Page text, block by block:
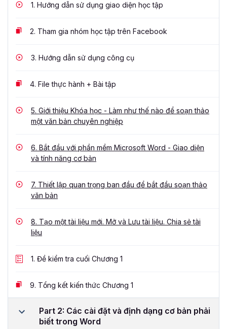
1. Hướng dẫn sử dụng giao diện học tập
2. Tham gia nhóm học tập trên Facebook
3. Hướng dẫn sử dụng công cụ
4. File thực hành + Bài tập
5. Giới thiệu Khóa học - Làm như thế nào để soạn thảo
một văn bản chuyên nghiệp
6. Bắt đầu với phần mềm Microsoft Word - Giao diện
và tính năng cơ bản
7. Thiết lập quan trọng ban đầu để bắt đầu soạn thảo
văn bản
8. Tạo một tài liệu mới. Mở và Lưu tài liệu. Chia sẻ tài
liệu
1. Đề kiểm tra cuối Chương 1
9. Tổng kết kiến thức Chương 1
Part 2: Các cài đặt và định dạng cơ bản phải
biết trong Word